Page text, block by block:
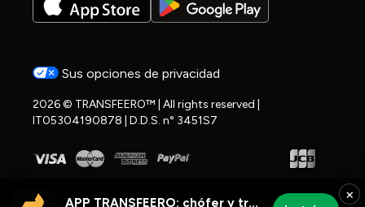
Sus opciones de privacidad
2026 © TRANSFEERO™ | All rights reserved |
IT05304190878 | D.D.S. n° 3451S7
×
APP TRANSFEERO: chófer y traslados al aeropuerto